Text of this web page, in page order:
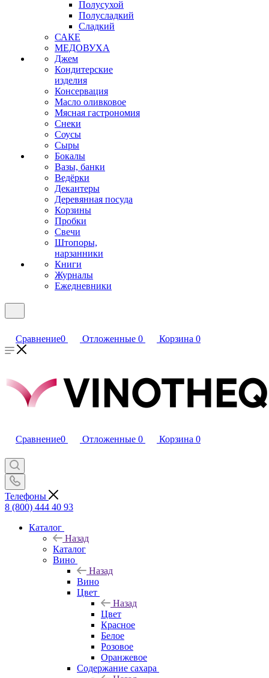
Полусухой
Полусладкий
Сладкий
САКЕ
МЕДОВУХА
Джем
Кондитерские
изделия
Консервация
Масло оливковое
Мясная гастрономия
Снеки
Соусы
Сыры
Бокалы
Вазы, банки
Ведёрки
Декантеры
Деревянная посуда
Корзины
Пробки
Свечи
Штопоры,
нарзанники
Книги
Журналы
Ежедневники
Сравнение0 Отложенные 0 Корзина 0
Сравнение0 Отложенные 0 Корзина 0
Телефоны
8 (800) 444 40 93
Каталог
Назад
Каталог
Вино
Назад
Вино
Цвет
Назад
Цвет
Красное
Белое
Розовое
Оранжевое
Содержание сахара